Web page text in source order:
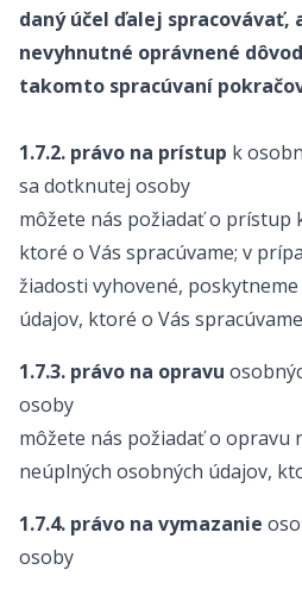
daný účel ďalej spracovávať,
nevyhnutné oprávnené
takomto spracúvaní
1.7.2. právo na prístup k
sa dotknutej osoby
môžete nás požiadať o prístup
ktoré o Vás spracúvame; v
žiadosti vyhovené,
údajov, ktoré o Vás
1.7.3. právo na opravu
osoby
môžete nás požiadať o opravu
neúplných osobných údajov,
1.7.4. právo na vymazanie
osoby